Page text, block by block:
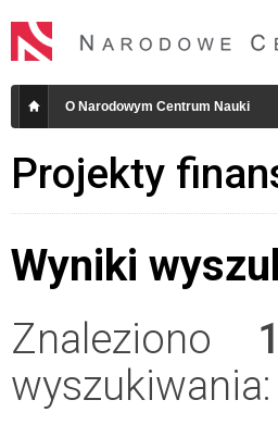
O Narodowym Centrum Nauki
Projekty
Wyniki
Znaleziono
wyszukiwania: